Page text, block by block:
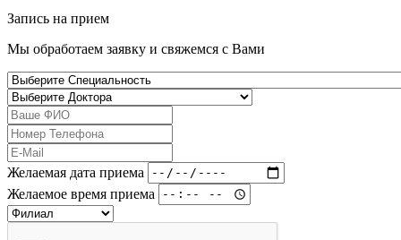
Запись на прием
Мы обработаем заявку и свяжемся с Вами
Желаемая дата приема
Желаемое время приема